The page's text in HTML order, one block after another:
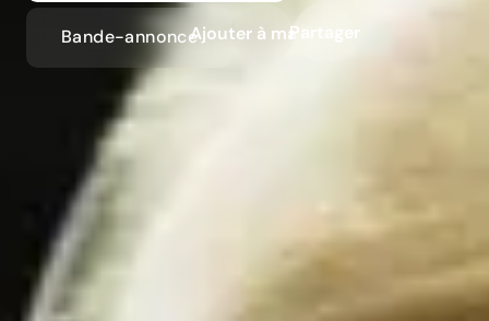
Bande-annonceAjouter à ma listePartager